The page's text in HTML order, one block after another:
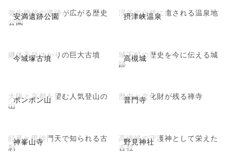
安満遺跡公園
弥生時代の遺跡が広がる歴史
公園
摂津峡温泉
渓谷の自然に癒される温泉地
今城塚古墳
継体天皇ゆかりの巨大古墳 高槻城
城下町の歴史を今に伝える城
跡
ポンポン山
大阪と京都を望む人気登山の
山
普門寺
歴史と文化財が残る禅寺
神峯山寺
紅葉と毘沙門天で知られる古
刹
野見神社
高槻城の守護神として栄えた
古社